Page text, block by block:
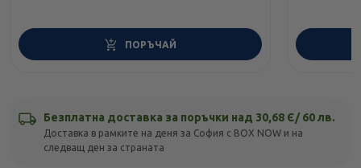
ПОРЪЧАЙ
Безплатна доставка за поръчки над 30,68 Є/ 60 лв.
Доставка в рамките на деня за София с BOX NOW и на
следващ ден за страната